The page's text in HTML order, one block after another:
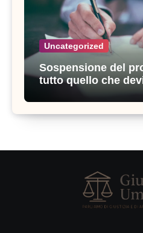
Uncategorized
Sospensione del
tutto quello che